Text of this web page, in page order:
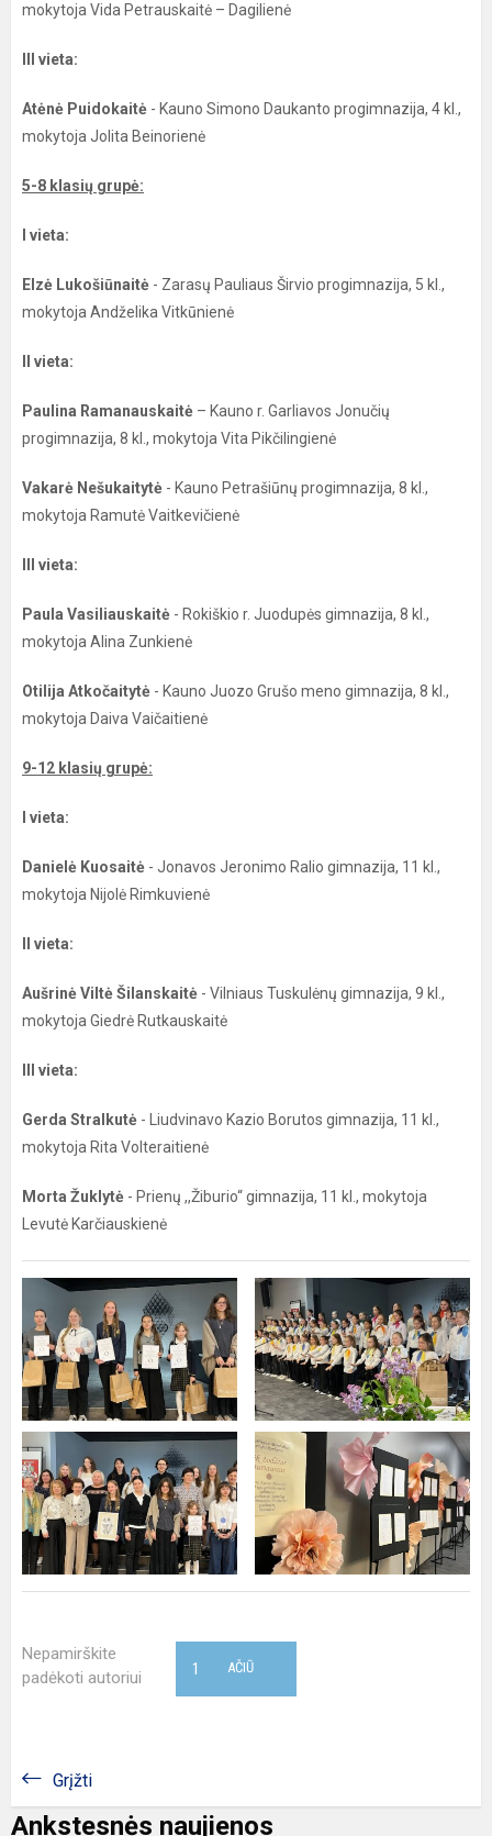
mokytoja Vida Petrauskaitė – Dagilienė
III vieta:
Atėnė Puidokaitė - Kauno Simono Daukanto progimnazija, 4 kl.,
mokytoja Jolita Beinorienė
5-8 klasių grupė:
I vieta:
Elzė Lukošiūnaitė - Zarasų Pauliaus Širvio progimnazija, 5 kl.,
mokytoja Andželika Vitkūnienė
II vieta:
Paulina Ramanauskaitė – Kauno r. Garliavos Jonučių
progimnazija, 8 kl., mokytoja Vita Pikčilingienė
Vakarė Nešukaitytė - Kauno Petrašiūnų progimnazija, 8 kl.,
mokytoja Ramutė Vaitkevičienė
III vieta:
Paula Vasiliauskaitė - Rokiškio r. Juodupės gimnazija, 8 kl.,
mokytoja Alina Zunkienė
Otilija Atkočaitytė - Kauno Juozo Grušo meno gimnazija, 8 kl.,
mokytoja Daiva Vaičaitienė
9-12 klasių grupė:
I vieta:
Danielė Kuosaitė - Jonavos Jeronimo Ralio gimnazija, 11 kl.,
mokytoja Nijolė Rimkuvienė
II vieta:
Aušrinė Viltė Šilanskaitė - Vilniaus Tuskulėnų gimnazija, 9 kl.,
mokytoja Giedrė Rutkauskaitė
III vieta:
Gerda Stralkutė - Liudvinavo Kazio Borutos gimnazija, 11 kl.,
mokytoja Rita Volteraitienė
Morta Žuklytė - Prienų ,,Žiburio“ gimnazija, 11 kl., mokytoja
Levutė Karčiauskienė
Nepamirškite
padėkoti autoriui
AČIŪ
1
Grįžti
Ankstesnės naujienos